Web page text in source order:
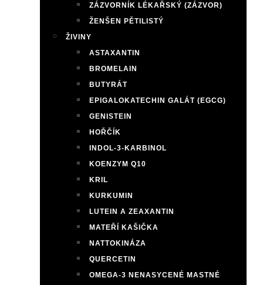
ZÁZVORNÍK LÉKAŘSKÝ (ZÁZVOR)
ŽENŠEN PĚTILISTÝ
ŽIVINY
ASTAXANTIN
BROMELAIN
BUTYRÁT
EPIGALOKATECHIN GALÁT (EGCG)
GENISTEIN
HOŘČÍK
INDOL-3-KARBINOL
KOENZYM Q10
KRIL
KURKUMIN
LUTEIN A ZEAXANTIN
MATEŘÍ KAŠIČKA
NATTOKINÁZA
QUERCETIN
OMEGA-3 NENASYCENÉ MASTNÉ